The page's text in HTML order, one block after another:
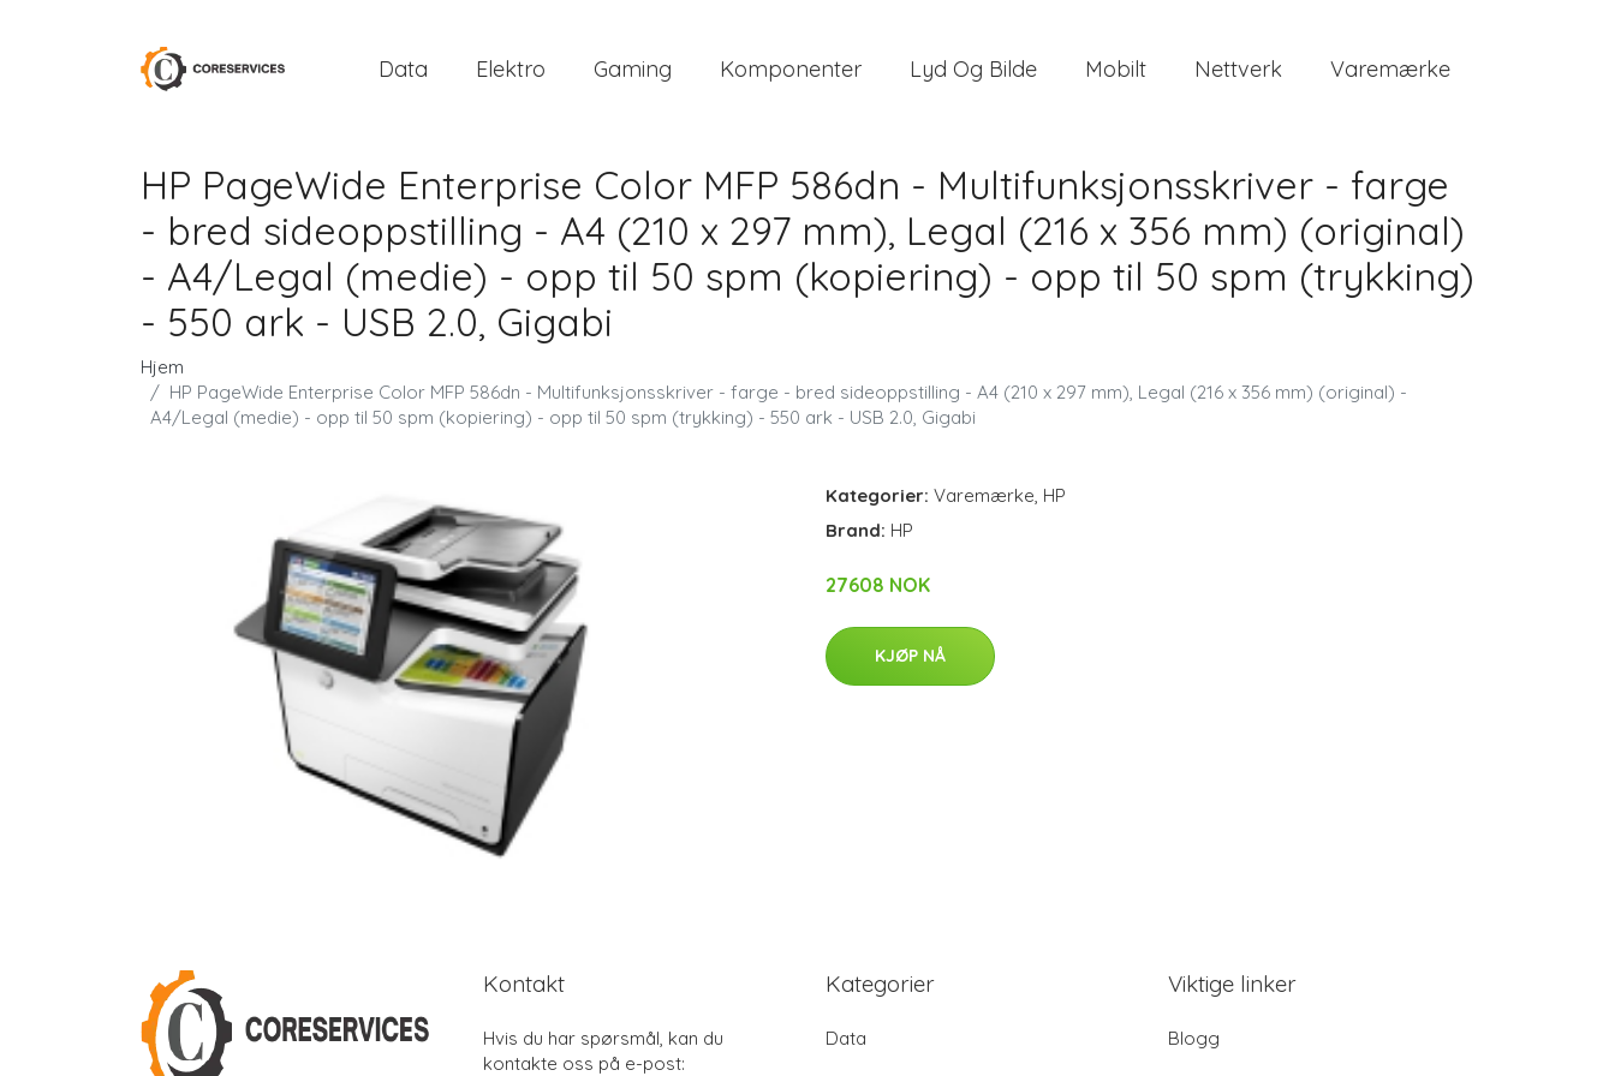
Data Elektro Gaming Komponenter Lyd Og Bilde Mobilt Nettverk Varemærke
HP PageWide Enterprise Color MFP 586dn - Multifunksjonsskriver - farge
- bred sideoppstilling - A4 (210 x 297 mm), Legal (216 x 356 mm) (original)
- A4/Legal (medie) - opp til 50 spm (kopiering) - opp til 50 spm (trykking)
- 550 ark - USB 2.0, Gigabi
Hjem
HP PageWide Enterprise Color MFP 586dn - Multifunksjonsskriver - farge - bred sideoppstilling - A4 (210 x 297 mm), Legal (216 x 356 mm) (original) -
A4/Legal (medie) - opp til 50 spm (kopiering) - opp til 50 spm (trykking) - 550 ark - USB 2.0, Gigabi
Kategorier: Varemærke, HP
Brand: HP
27608 NOK
KJØP NÅ
Kontakt
Hvis du har spørsmål, kan du
kontakte oss på e-post:
Kategorier
Data
Viktige linker
Blogg